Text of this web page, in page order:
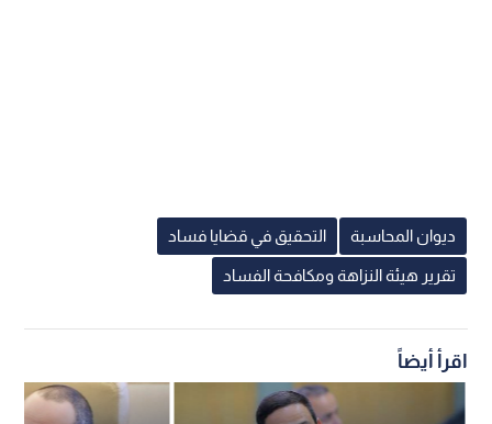
ديوان المحاسبة التحقيق في قضايا فساد
تقرير هيئة النزاهة ومكافحة الفساد
اقرأ أيضاً